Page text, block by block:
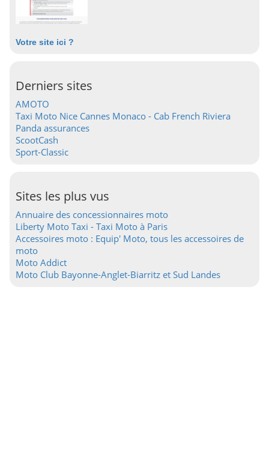
Votre site ici ?
Derniers sites
AMOTO
Taxi Moto Nice Cannes Monaco - Cab French Riviera
Panda assurances
ScootCash
Sport-Classic
Sites les plus vus
Annuaire des concessionnaires moto
Liberty Moto Taxi - Taxi Moto à Paris
Accessoires moto : Equip' Moto, tous les accessoires de
moto
Moto Addict
Moto Club Bayonne-Anglet-Biarritz et Sud Landes